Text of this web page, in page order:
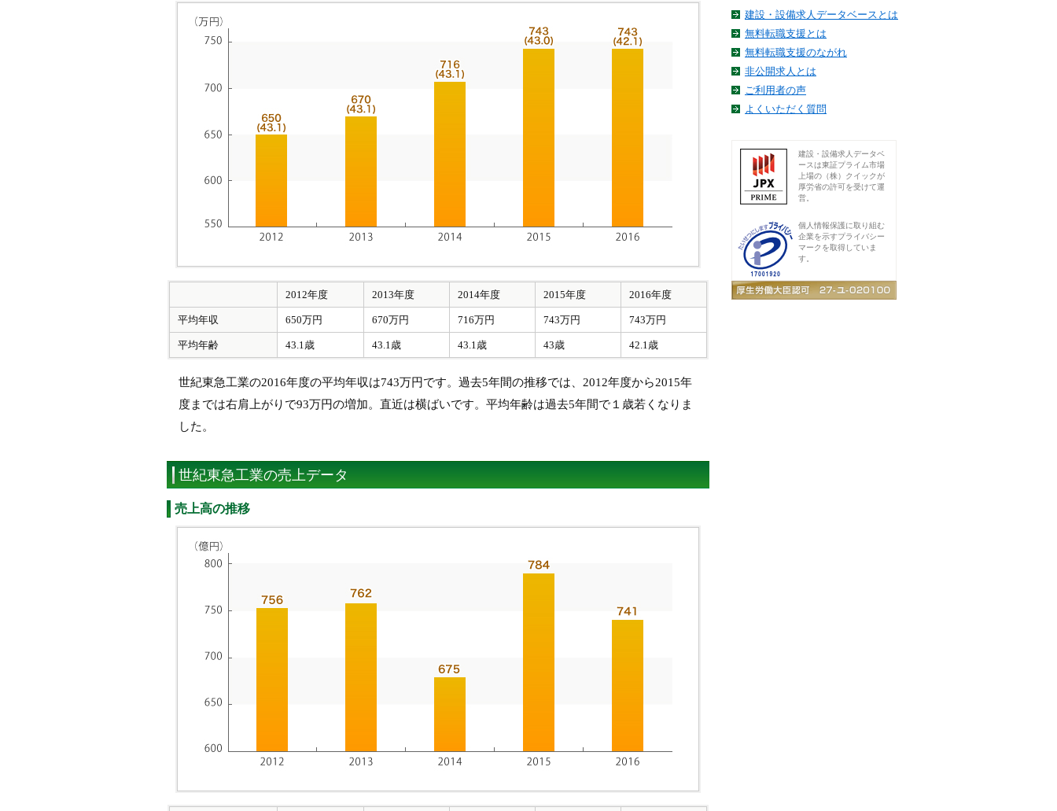
2012年度 2013年度 2014年度 2015年度 2016年度
平均年収 650万円 670万円 716万円 743万円 743万円
平均年齢 43.1歳 43.1歳 43.1歳 43歳 42.1歳
世紀東急工業の2016年度の平均年収は743万円です。過去5年間の推移では、2012年度から2015年
度までは右肩上がりで93万円の増加。直近は横ばいです。平均年齢は過去5年間で１歳若くなりま
した。
世紀東急工業の売上データ
売上高の推移
建設・設備求人データベースとは
無料転職支援とは
無料転職支援のながれ
非公開求人とは
ご利用者の声
よくいただく質問
建設・設備求人データベ
ースは東証プライム市場
上場の（株）クイックが
厚労省の許可を受けて運
営。
個人情報保護に取り組む
企業を示すプライバシー
マークを取得していま
す。